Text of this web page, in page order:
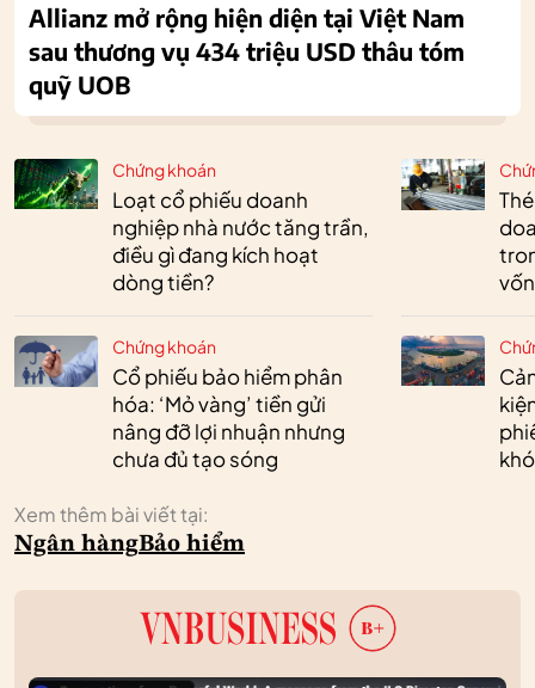
Chứng khoán
Loạt cổ phiếu doanh
nghiệp nhà nước tăng trần,
điều gì đang kích hoạt
dòng tiền?
Chứng khoán
Cổ phiếu bảo hiểm phân
hóa: ‘Mỏ vàng’ tiền gửi
nâng đỡ lợi nhuận nhưng
chưa đủ tạo sóng
vốn
Xem thêm bài viết tại:
Ngân hàngBảo hiểm
Allianz mở rộng hiện diện tại Việt Nam
sau thương vụ 434 triệu USD thâu tóm
quỹ UOB